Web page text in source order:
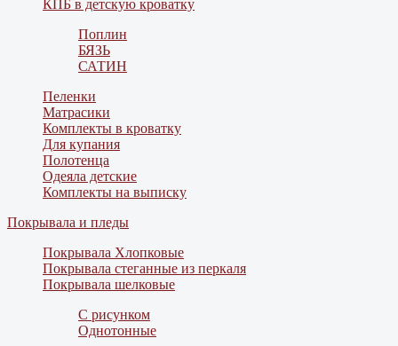
КПБ в детскую кроватку
Поплин
БЯЗЬ
САТИН
Пеленки
Матрасики
Комплекты в кроватку
Для купания
Полотенца
Одеяла детские
Комплекты на выписку
Покрывала и пледы
Покрывала Хлопковые
Покрывала стеганные из перкаля
Покрывала шелковые
С рисунком
Однотонные